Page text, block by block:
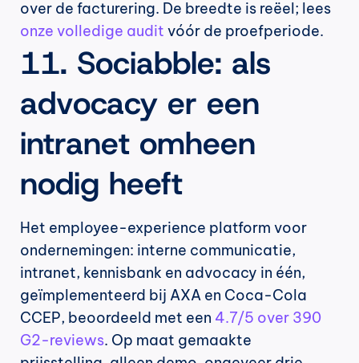
onze volledige audit vóór de proefperiode.
11. Sociabble: als
advocacy er een
intranet omheen
nodig heeft
Het employee-experience platform voor
ondernemingen: interne communicatie,
intranet, kennisbank en advocacy in één,
geïmplementeerd bij AXA en Coca-Cola
CCEP, beoordeeld met een 4.7/5 over 390
G2-reviews. Op maat gemaakte